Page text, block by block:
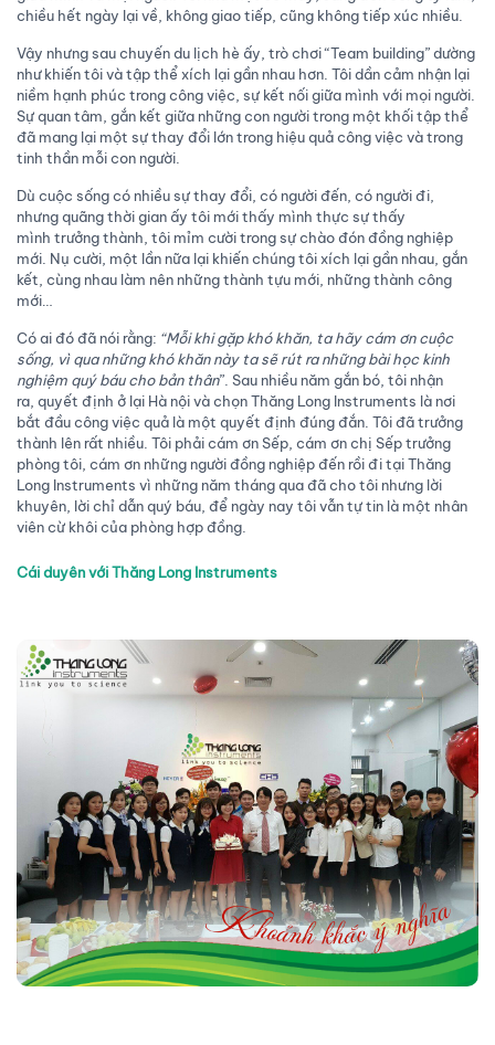
chiều hết ngày lại về, không giao tiếp, cũng không tiếp xúc nhiều.
Vậy nhưng sau chuyến du lịch hè ấy, trò chơi “Team building” dường
như khiến tôi và tập thể xích lại gần nhau hơn. Tôi dần cảm nhận lại
niềm hạnh phúc trong công việc, sự kết nối giữa mình với mọi người.
Sự quan tâm, gắn kết giữa những con người trong một khối tập thể
đã mang lại một sự thay đổi lớn trong hiệu quả công việc và trong
tinh thần mỗi con người.
Dù cuộc sống có nhiều sự thay đổi, có người đến, có người đi,
nhưng quãng thời gian ấy tôi mới thấy mình thực sự thấy
mình trưởng thành, tôi mỉm cười trong sự chào đón đồng nghiệp
mới. Nụ cười, một lần nữa lại khiến chúng tôi xích lại gần nhau, gắn
kết, cùng nhau làm nên những thành tựu mới, những thành công
mới…
Có ai đó đã nói rằng: “Mỗi khi gặp khó khăn, ta hãy cám ơn cuộc
sống, vì qua những khó khăn này ta sẽ rút ra những bài học kinh
nghiệm quý báu cho bản thân”. Sau nhiều năm gắn bó, tôi nhận
ra, quyết định ở lại Hà nội và chọn Thăng Long Instruments là nơi
bắt đầu công việc quả là một quyết định đúng đắn. Tôi đã trưởng
thành lên rất nhiều. Tôi phải cám ơn Sếp, cám ơn chị Sếp trưởng
phòng tôi, cám ơn những người đồng nghiệp đến rồi đi tại Thăng
Long Instruments vì những năm tháng qua đã cho tôi nhưng lời
khuyên, lời chỉ dẫn quý báu, để ngày nay tôi vẫn tự tin là một nhân
viên cừ khôi của phòng hợp đồng.
Cái duyên với Thăng Long Instruments